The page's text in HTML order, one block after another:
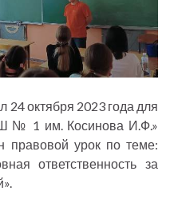
24 октября 2023 года для
№ 1 им. Косинова И.Ф.»
правовой урок по теме:
ответственность за